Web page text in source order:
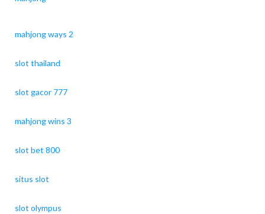
mahjong ways 2
slot thailand
slot gacor 777
mahjong wins 3
slot bet 800
situs slot
slot olympus